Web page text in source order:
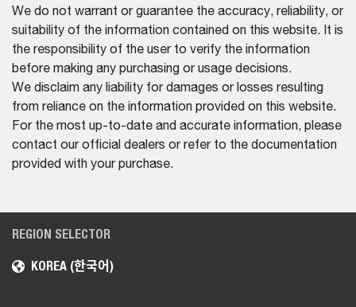
We do not warrant or guarantee the accuracy, reliability, or
suitability of the information contained on this website. It is
the responsibility of the user to verify the information
before making any purchasing or usage decisions.
We disclaim any liability for damages or losses resulting
from reliance on the information provided on this website.
For the most up-to-date and accurate information, please
contact our official dealers or refer to the documentation
provided with your purchase.
REGION SELECTOR
KOREA (한국어)